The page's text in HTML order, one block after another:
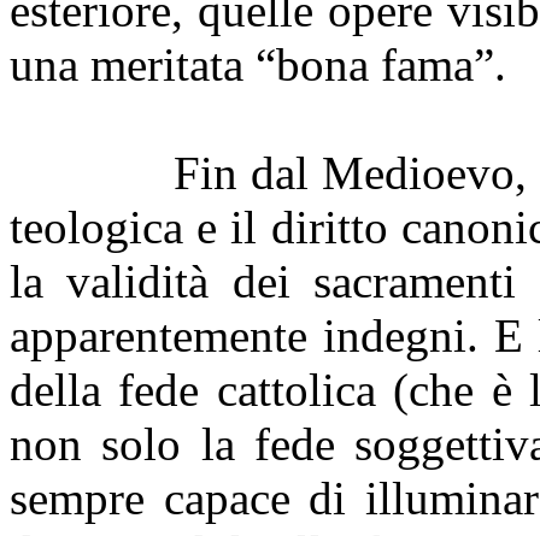
una meritata “bona fama”.
Fin dal
teologica e il diritto
la validità dei sacramenti
apparentemente indegni.
della fede cattolica (che è
non solo la fede
sempre capace di